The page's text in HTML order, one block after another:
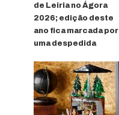
de Leiria no Ágora
2026; edição deste
ano fica marcada por
uma despedida